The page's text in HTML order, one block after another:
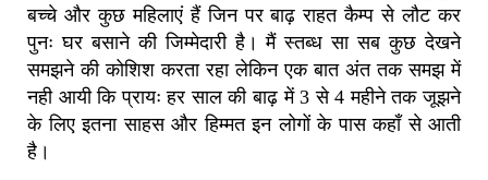
बच्चे और कुछ महिलाएं हैं जिन पर बाढ़ राहत कैम्प से लौट कर
पुनः घर बसाने की जिम्मेदारी है। मैं स्तब्ध सा सब कुछ देखने
समझने की कोशिश करता रहा लेकिन एक बात अंत तक समझ में
नही आयी कि प्रायः हर साल की बाढ़ में 3 से 4 महीने तक जूझने
के लिए इतना साहस और हिम्मत इन लोगों के पास कहाँ से आती
है।